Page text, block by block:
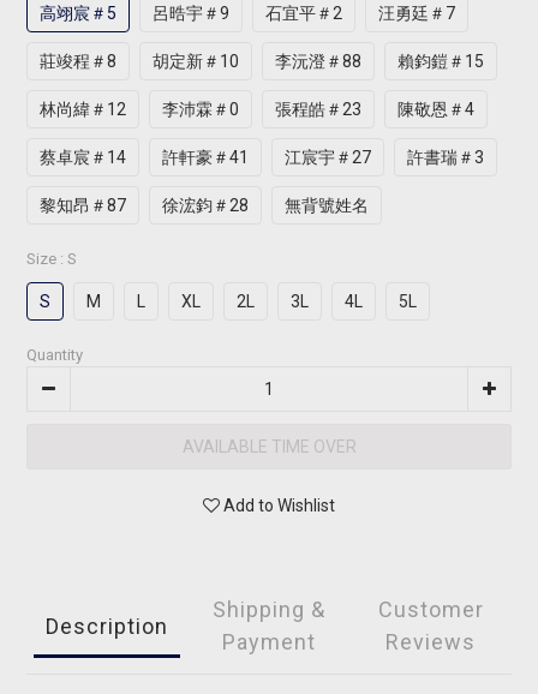
高翊宸＃5 呂晧宇＃9 石宜平＃2 汪勇廷＃7
莊竣程＃8 胡定新＃10 李沅澄＃88 賴鈞鎧＃15
林尚緯＃12 李沛霖＃0 張程皓＃23 陳敬恩＃4
蔡卓宸＃14 許軒豪＃41 江宸宇＃27 許書瑞＃3
黎知昂＃87 徐浤鈞＃28 無背號姓名
Size : S
S M XL 2L 3L 4L 5L
Quantity
AVAILABLE TIME OVER
Add to Wishlist
Description
Shipping &
Payment
Customer
Reviews